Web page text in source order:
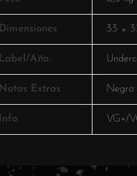
Dimensiones 33 ×
Label/Año
Notas Extras Negro
Info VG+/